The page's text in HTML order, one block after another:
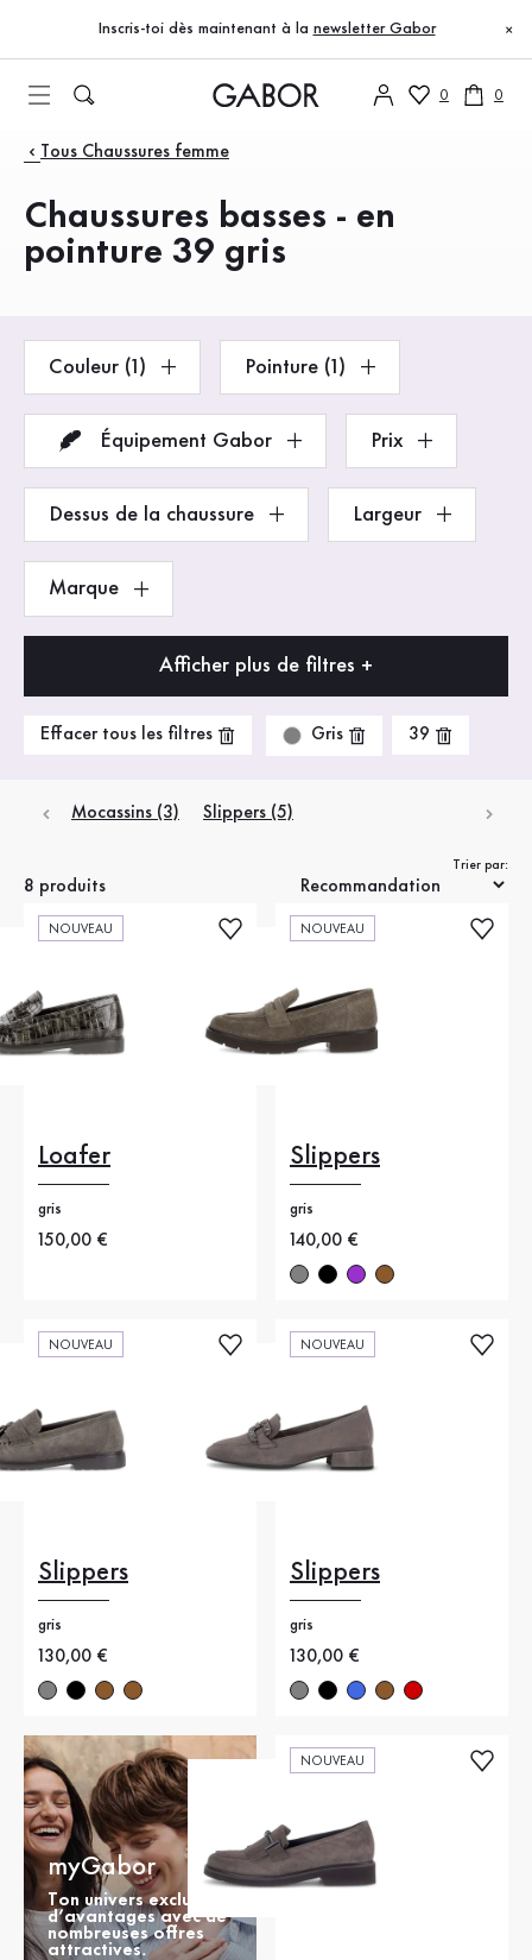
Accéder au contenu principal
Accéder à la table des matières
Accéder à la navigation principale
Inscris-toi dès maintenant à la newsletter Gabor ×
0 0
Produits
Tous Chaussures femme
Chaussures basses - en
pointure 39 gris
Couleur (1) Pointure (1)
Équipement Gabor Prix
Dessus de la chaussure Largeur
Marque
Afficher plus de filtres +
Effacer tous les filtres Gris 39
Mocassins (3) Slippers (5)
8 produits
Trier par:
NOUVEAU
Loafer
gris
Nouveau prix
150,00 €
NOUVEAU
Slippers
gris
Nouveau prix
140,00 €
NOUVEAU
Slippers
gris
Nouveau prix
130,00 €
NOUVEAU
Slippers
gris
Nouveau prix
130,00 €
myGabor
Ton univers exclusif
d’avantages avec de
nombreuses offres
attractives.
NOUVEAU